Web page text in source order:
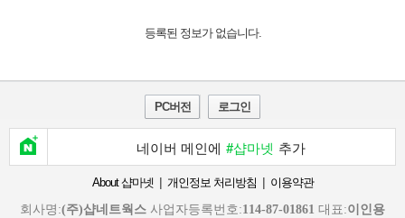
등록된 정보가 없습니다.
PC버전 로그인
네이버 메인에 #샵마넷 추가
About 샵마넷 | 개인정보 처리방침 | 이용약관
회사명:(주)샵네트웍스 사업자등록번호:114-87-01861 대표:이인용